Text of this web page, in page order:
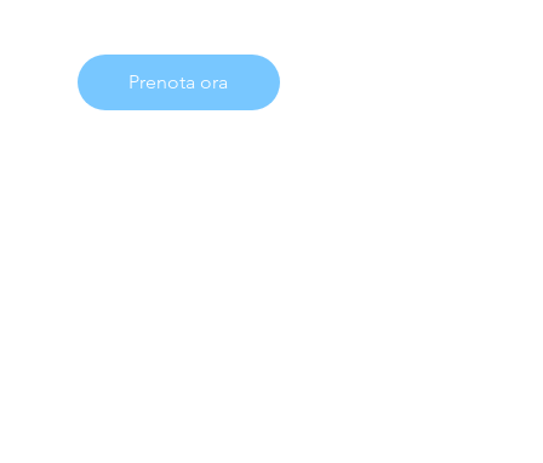
Prenota ora